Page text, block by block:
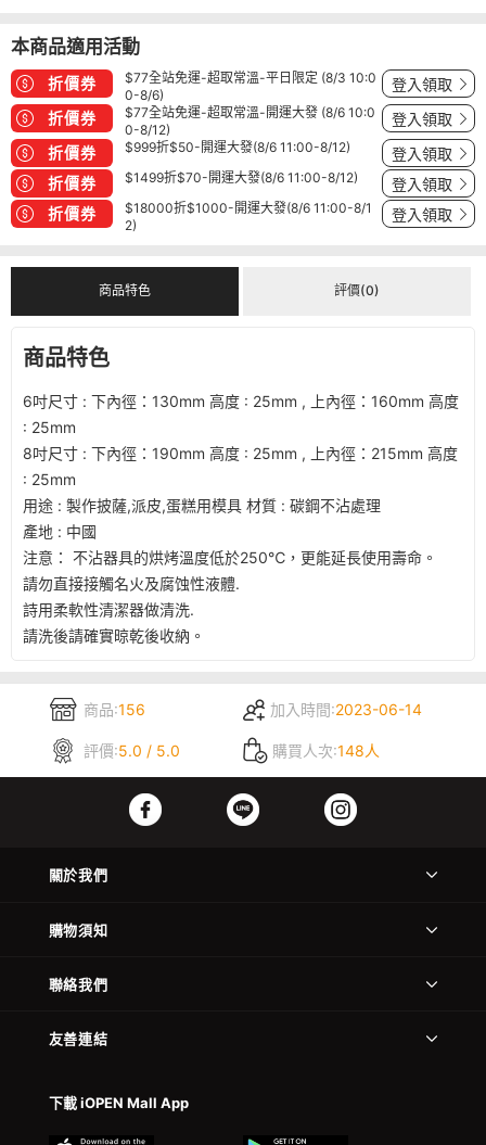
本商品適用活動
折價券
$77全站免運-超取常溫-平日限定 (8/3 10:0
0-8/6)
登入領取
折價券
$77全站免運-超取常溫-開運大發 (8/6 10:0
0-8/12)
登入領取
折價券 $999折$50-開運大發(8/6 11:00-8/12) 登入領取
折價券 $1499折$70-開運大發(8/6 11:00-8/12) 登入領取
折價券
$18000折$1000-開運大發(8/6 11:00-8/1
2)
登入領取
商品特色 評價(0)
商品特色
6吋尺寸 : 下內徑：130mm 高度 : 25mm , 上內徑：160mm 高度
: 25mm
8吋尺寸 : 下內徑：190mm 高度 : 25mm , 上內徑：215mm 高度
: 25mm
用途 : 製作披薩,派皮,蛋糕用模具 材質 : 碳鋼不沾處理
產地 : 中國
注意： 不沾器具的烘烤溫度低於250℃，更能延長使用壽命。
請勿直接接觸名火及腐蚀性液體.
詩用柔軟性清潔器做清洗.
請洗後請確實晾乾後收納。
商品:156 加入時間:2023-06-14
評價:5.0 / 5.0 購買人次:148人
關於我們
購物須知
聯絡我們
友善連結
下載 iOPEN Mall App